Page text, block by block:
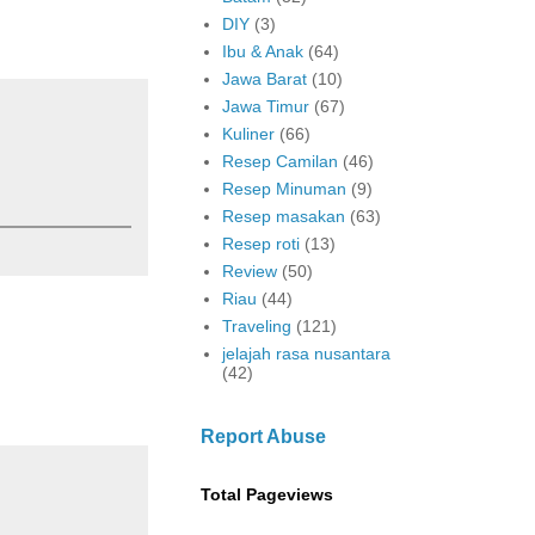
DIY (3)
Ibu & Anak (64)
Jawa Barat (10)
Jawa Timur (67)
Kuliner (66)
Resep Camilan (46)
Resep Minuman (9)
Resep masakan (63)
Resep roti (13)
Review (50)
Riau (44)
Traveling (121)
jelajah rasa nusantara
(42)
Report Abuse
Total Pageviews